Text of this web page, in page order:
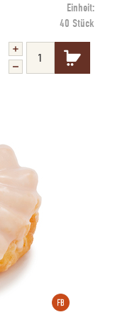
Einheit:
40 Stück